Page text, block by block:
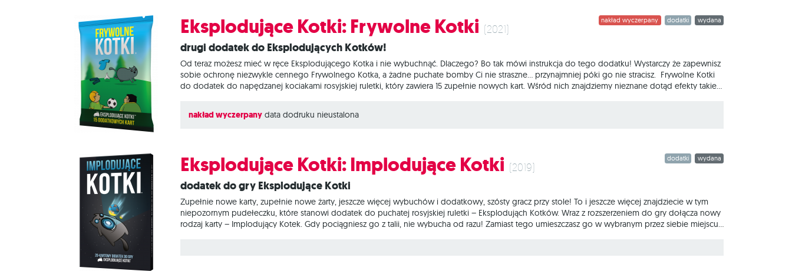
wydana
dodatki
nakład wyczerpany
Eksplodujące Kotki: Frywolne Kotki (2021)
Drugi dodatek do Eksplodujących Kotków!
Od teraz możesz mieć w ręce Eksplodującego Kotka i nie wybuchnąć. Dlaczego? Bo tak mówi instrukcja do tego dodatku! Wystarczy że zapewnisz
sobie ochronę niezwykle cennego Frywolnego Kotka, a żadne puchate bomby Ci nie straszne… przynajmniej póki go nie stracisz. Frywolne Kotki
do dodatek do napędzanej kociakami rosyjskiej ruletki, który zawiera 15 zupełnie nowych kart. Wśród nich znajdziemy nieznane dotąd efekty takie
nakład wyczerpany data dodruku nieustalona
wydana
dodatki
Eksplodujące Kotki: Implodujące Kotki (2019)
Dodatek do gry Eksplodujące Kotki
Zupełnie nowe karty, zupełnie nowe żarty, jeszcze więcej wybuchów i dodatkowy, szósty gracz przy stole! To i jeszcze więcej znajdziecie w tym
niepozornym pudełeczku, które stanowi dodatek do puchatej rosyjskiej ruletki – Eksplodująch Kotków. Wraz z rozszerzeniem do gry dołącza nowy
rodzaj karty – Implodujący Kotek. Gdy pociągniesz go z talii, nie wybucha od razu! Zamiast tego umieszczasz go w wybranym przez siebie miejscu